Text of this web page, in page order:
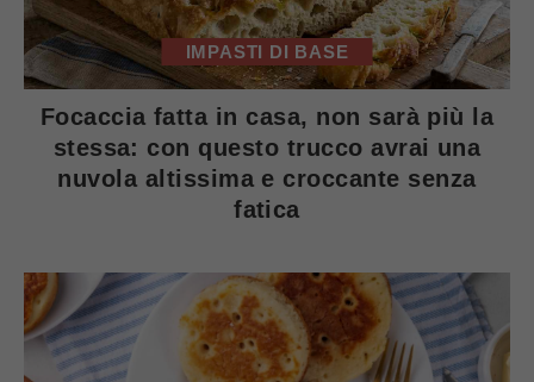
IMPASTI DI BASE
Focaccia fatta in casa, non sarà più la
stessa: con questo trucco avrai una
nuvola altissima e croccante senza
fatica